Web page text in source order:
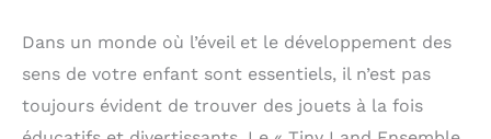
Dans un monde où l’éveil et le développement des
sens de votre enfant sont essentiels, il n’est pas
toujours évident de trouver des jouets à la fois